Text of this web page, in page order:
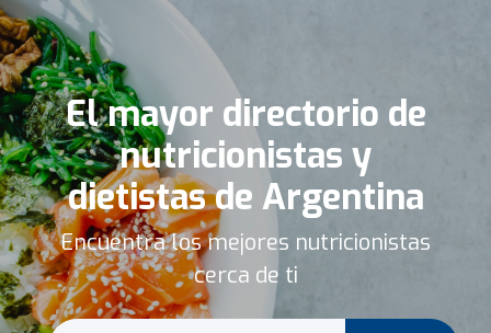
El mayor directorio de
nutricionistas y
dietistas de Argentina
Encuentra los mejores nutricionistas
cerca de ti